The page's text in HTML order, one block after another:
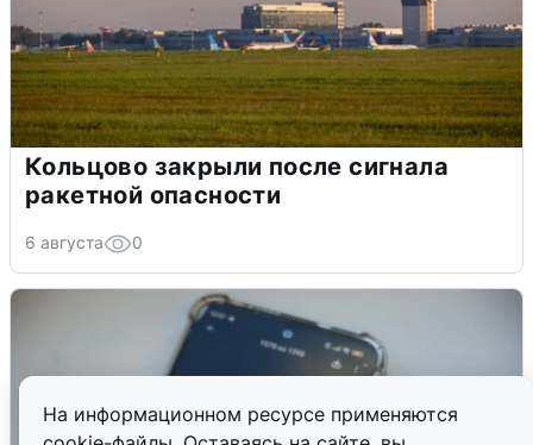
На информационном ресурсе применяются
Кольцово закрыли после сигнала
ракетной опасности
6 августа 0